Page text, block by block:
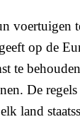
voertuigen
op de
te
De
land